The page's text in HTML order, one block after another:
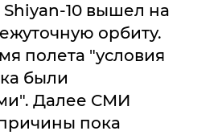
10 вышел на
орбиту.
полета "условия
были
Далее СМИ
пока